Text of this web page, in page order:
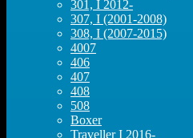
301, I 2012-
307, I (2001-2008)
308, I (2007-2015)
4007
406
407
408
508
Boxer
Traveller I 2016-